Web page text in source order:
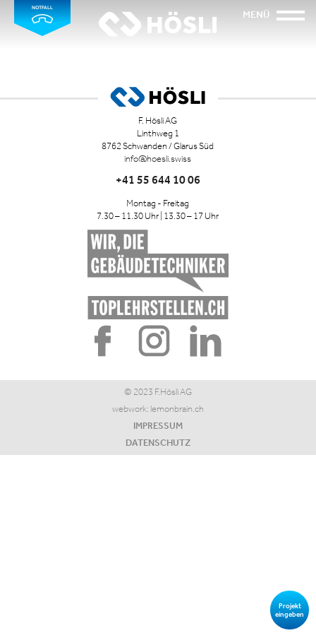
NOTFALL
MENÜ
F. Hösli AG
Linthweg 1
8762 Schwanden / Glarus Süd
info@hoesli.swiss
+41 55 644 10 06
Montag - Freitag
7.30 – 11.30 Uhr | 13.30 – 17 Uhr
Projekt
eingeben
© 2023 F.Hösli AG
webwork: lemonbrain.ch
IMPRESSUM
DATENSCHUTZ